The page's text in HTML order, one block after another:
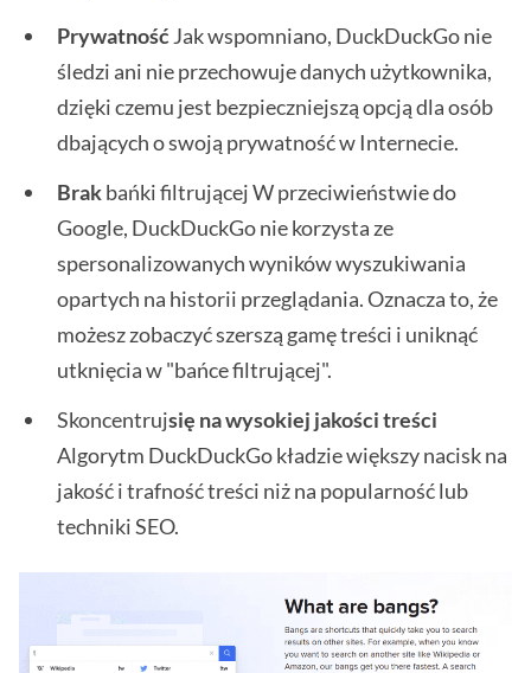
PrywatnośćJak wspomniano, DuckDuckGo nie
śledzi ani nie przechowuje danych użytkownika,
dzięki czemu jest bezpieczniejszą opcją dla osób
dbających o swoją prywatność w Internecie.
Brakbańki filtrującej W przeciwieństwie do
Google, DuckDuckGo nie korzysta ze
spersonalizowanych wyników wyszukiwania
opartych na historii przeglądania. Oznacza to, że
możesz zobaczyć szerszą gamę treści i uniknąć
utknięcia w "bańce filtrującej".
Skoncentrujsię na wysokiej jakości treści
Algorytm DuckDuckGo kładzie większy nacisk na
jakość i trafność treści niż na popularność lub
techniki SEO.